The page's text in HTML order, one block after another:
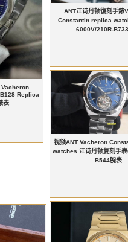
Vacheron
Replica
表
ANT江诗丹顿復刻手錶
Constantin replica
6000V/210R-
视频ANT Vacheron
watches 江诗丹顿复刻手
B544腕表